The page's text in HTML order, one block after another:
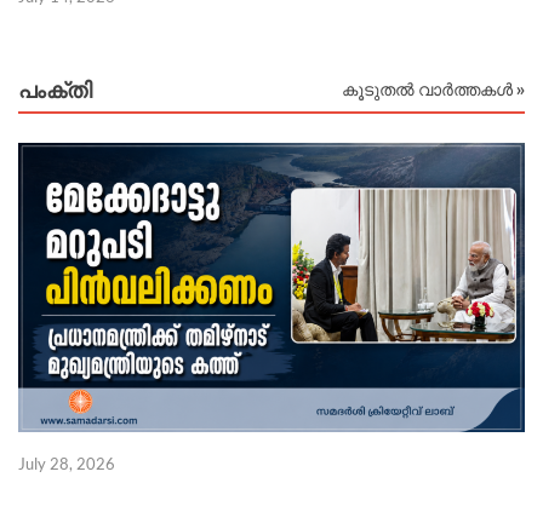
പംക്തി കൂടുതൽ വാർത്തകൾ »
July 28, 2026